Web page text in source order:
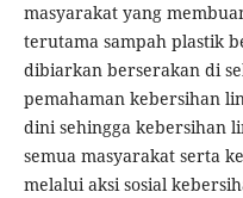
masyarakat yang
terutama sampah plastik
dibiarkan berserakan di
pemahaman kebersihan
dini sehingga kebersihan
semua masyarakat serta
melalui aksi sosial